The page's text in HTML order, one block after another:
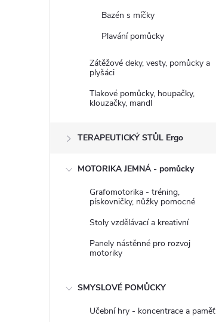
Bazén s míčky
Plavání pomůcky
Zátěžové deky, vesty, pomůcky a
plyšáci
Tlakové pomůcky, houpačky,
klouzačky, mandl
TERAPEUTICKÝ STŮL Ergo
MOTORIKA JEMNÁ - pomůcky
Grafomotorika - tréning,
pískovničky, nůžky pomocné
Stoly vzdělávací a kreativní
Panely nástěnné pro rozvoj
motoriky
SMYSLOVÉ POMŮCKY
Učební hry - koncentrace a paměť